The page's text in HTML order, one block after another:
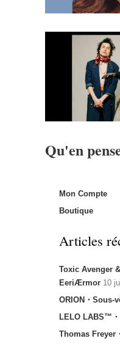
Qu'en
Mon Compte
Boutique
Articles
Toxic Avenger
EeriÆrmor 10
ORION・Sous-
LELO LABS™・
Thomas Freyer